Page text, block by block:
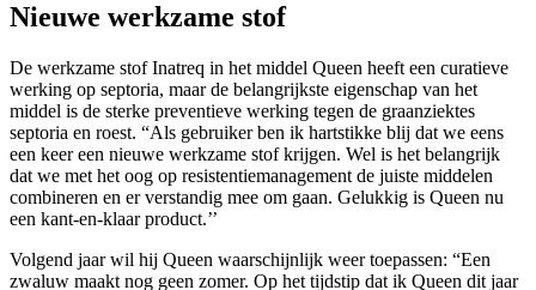
Nieuwe werkzame stof
De werkzame stof Inatreq in het middel Queen heeft een curatieve
werking op septoria, maar de belangrijkste eigenschap van het
middel is de sterke preventieve werking tegen de graanziektes
septoria en roest. “Als gebruiker ben ik hartstikke blij dat we eens
een keer een nieuwe werkzame stof krijgen. Wel is het belangrijk
dat we met het oog op resistentiemanagement de juiste middelen
combineren en er verstandig mee om gaan. Gelukkig is Queen nu
een kant-en-klaar product.’’
Volgend jaar wil hij Queen waarschijnlijk weer toepassen: “Een
zwaluw maakt nog geen zomer. Op het tijdstip dat ik Queen dit jaar